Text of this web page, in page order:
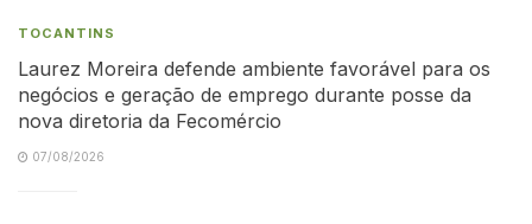
TOCANTINS
Laurez Moreira defende ambiente favorável para os
negócios e geração de emprego durante posse da
nova diretoria da Fecomércio
07/08/2026